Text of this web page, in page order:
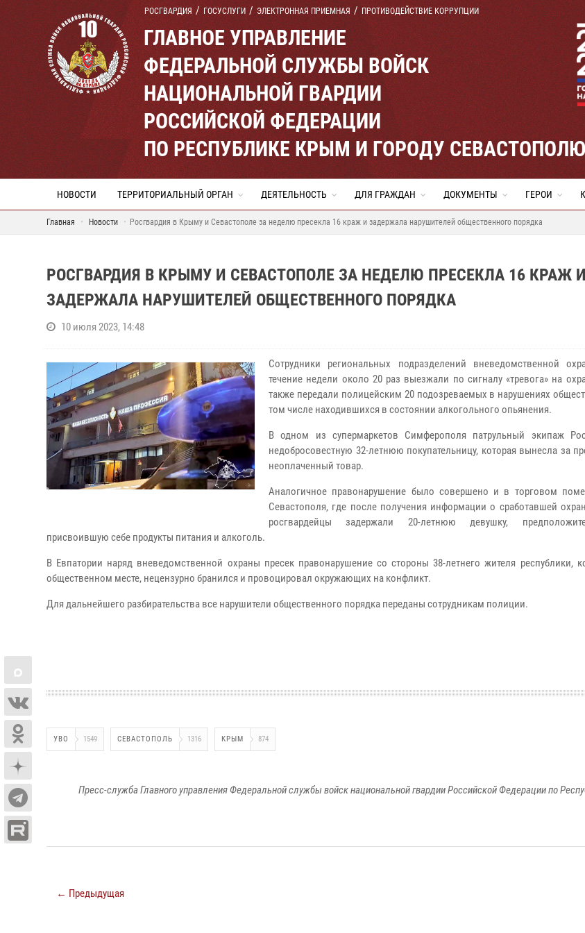
РОСГВАРДИЯ ГОСУСЛУГИ ЭЛЕКТРОННАЯ ПРИЕМНАЯ ПРОТИВОДЕЙСТВИЕ КОРРУПЦИИ
ГЛАВНОЕ УПРАВЛЕНИЕ
ФЕДЕРАЛЬНОЙ СЛУЖБЫ ВОЙСК
НАЦИОНАЛЬНОЙ ГВАРДИИ
РОССИЙСКОЙ ФЕДЕРАЦИИ
ПО РЕСПУБЛИКЕ КРЫМ И ГОРОДУ
НОВОСТИ ТЕРРИТОРИАЛЬНЫЙ ОРГАН ДЕЯТЕЛЬНОСТЬ ДЛЯ ГРАЖДАН ДОКУМЕНТЫ ГЕРОИ
Главная Новости Росгвардия в Крыму и Севастополе за неделю пресекла 16 краж и задержала нарушителей общественного порядка
РОСГВАРДИЯ В КРЫМУ И СЕВАСТОПОЛЕ ЗА НЕДЕЛЮ ПРЕСЕКЛА 16 КРАЖ И
ЗАДЕРЖАЛА НАРУШИТЕЛЕЙ ОБЩЕСТВЕННОГО ПОРЯДКА
10 июля 2023, 14:48
Сотрудники региональных подразделений вневедомственной
течение недели около 20 раз выезжали по сигналу «тревога» на
также передали полицейским 20 подозреваемых в нарушениях
том числе находившихся в состоянии алкогольного опьянения.
В одном из супермаркетов Симферополя патрульный экипаж
недобросовестную 32-летнюю покупательницу, которая вынесла за
неоплаченный товар.
Аналогичное правонарушение было совершено и в торговом
Севастополя, где после получения информации о сработавшей
росгвардейцы задержали 20-летнюю девушку,
присвоившую себе продукты питания и алкоголь.
В Евпатории наряд вневедомственной охраны пресек правонарушение со стороны 38-летнего жителя республики,
общественном месте, нецензурно бранился и провоцировал окружающих на конфликт.
Для дальнейшего разбирательства все нарушители общественного порядка переданы сотрудникам полиции.
УВО 1549 СЕВАСТОПОЛЬ 1316 КРЫМ 874
Пресс-служба Главного управления Федеральной службы войск национальной гвардии Российской Федерации по
← Предыдущая